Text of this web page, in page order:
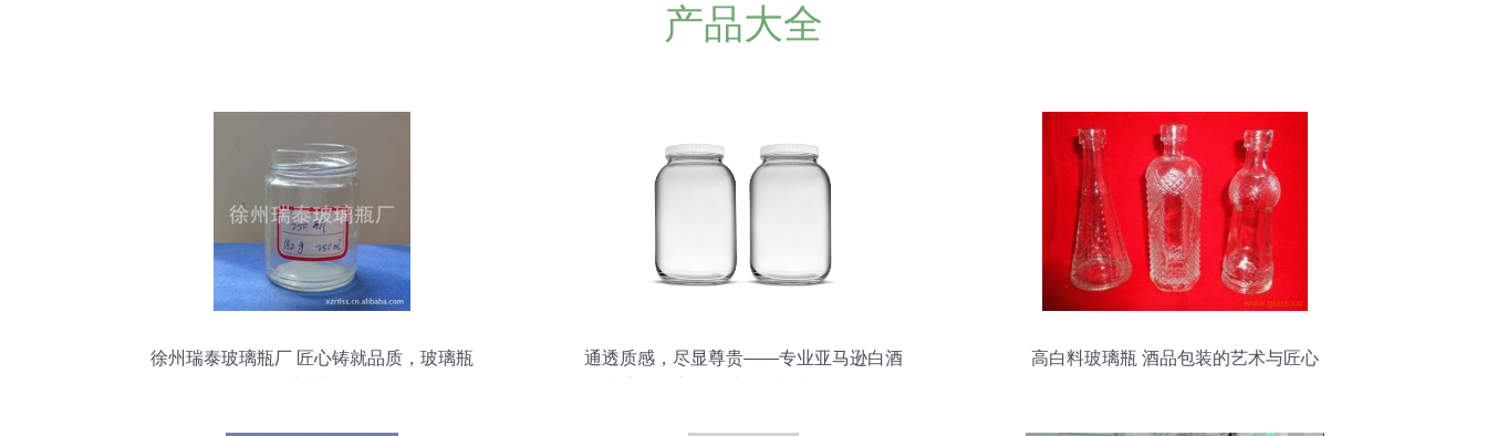
产品大全
徐州瑞泰玻璃瓶厂 匠心铸就品质，玻璃瓶
通透质感，尽显尊贵——专业亚马逊白酒
高白料玻璃瓶 酒品包装的艺术与匠心